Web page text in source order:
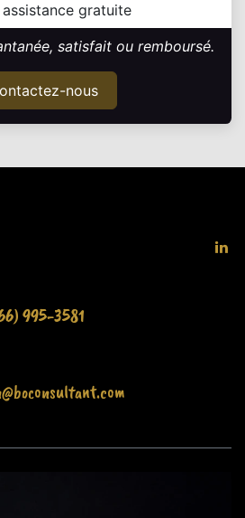
gratuite
satisfait ou remboursé.
nous
995-3581